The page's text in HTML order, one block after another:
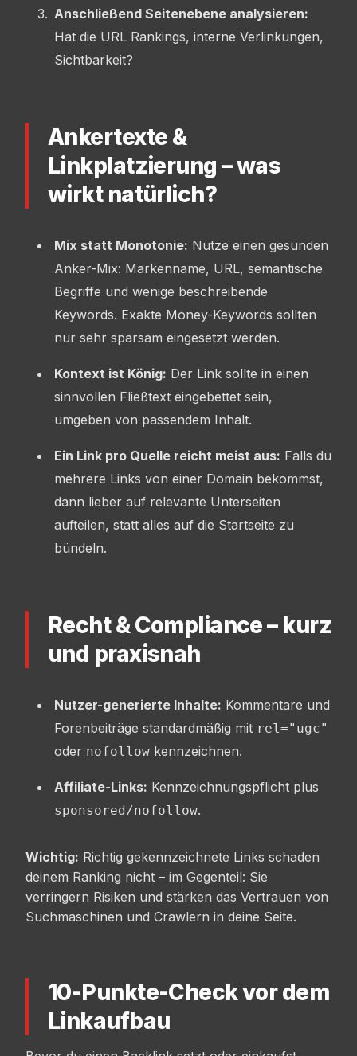
Anschließend Seitenebene analysieren:
Hat die URL Rankings, interne Verlinkungen,
Sichtbarkeit?
Ankertexte &
Linkplatzierung – was
wirkt natürlich?
Mix statt Monotonie: Nutze einen gesunden
Anker-Mix: Markenname, URL, semantische
Begriffe und wenige beschreibende
Keywords. Exakte Money-Keywords sollten
nur sehr sparsam eingesetzt werden.
Kontext ist König: Der Link sollte in einen
sinnvollen Fließtext eingebettet sein,
umgeben von passendem Inhalt.
Ein Link pro Quelle reicht meist aus: Falls du
mehrere Links von einer Domain bekommst,
dann lieber auf relevante Unterseiten
aufteilen, statt alles auf die Startseite zu
bündeln.
Recht & Compliance – kurz
und praxisnah
Nutzer-generierte Inhalte: Kommentare und
Forenbeiträge standardmäßig mit rel="ugc"
oder nofollow kennzeichnen.
Affiliate-Links: Kennzeichnungspflicht plus
sponsored/nofollow.
Wichtig: Richtig gekennzeichnete Links schaden
deinem Ranking nicht – im Gegenteil: Sie
verringern Risiken und stärken das Vertrauen von
Suchmaschinen und Crawlern in deine Seite.
10-Punkte-Check vor dem
Linkaufbau